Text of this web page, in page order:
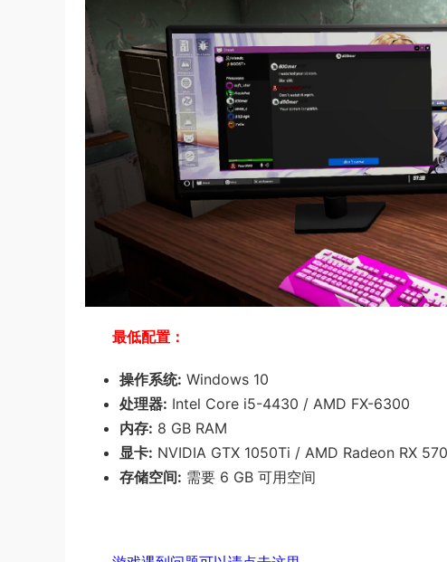
最低配置：
操作系统: Windows 10
处理器: Intel Core i5-4430 / AMD FX-6300
内存: 8 GB RAM
显卡: NVIDIA GTX 1050Ti / AMD Radeon RX 570
存储空间: 需要 6 GB 可用空间